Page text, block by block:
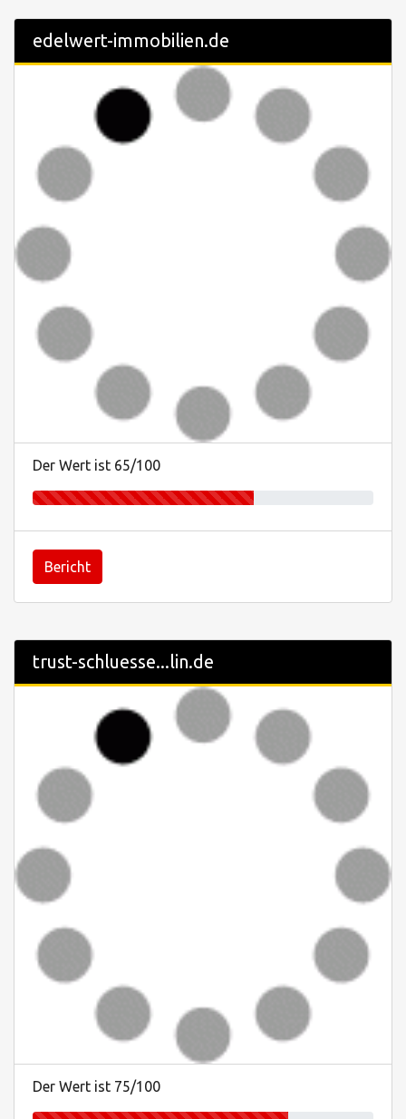
edelwert-immobilien.de
Der Wert ist 65/100
Bericht
trust-schluesse...lin.de
Der Wert ist 75/100